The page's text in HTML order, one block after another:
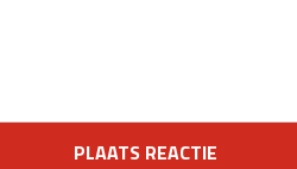
PLAATS REACTIE